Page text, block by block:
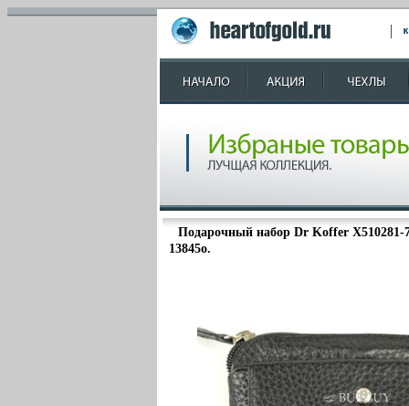
Подарочный набор Dr Koffer X510281-
13845o.